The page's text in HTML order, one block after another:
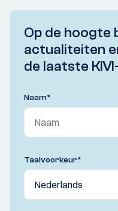
Op de hoogte
actualiteiten
de laatste
Naam*
Taalvoorkeur*